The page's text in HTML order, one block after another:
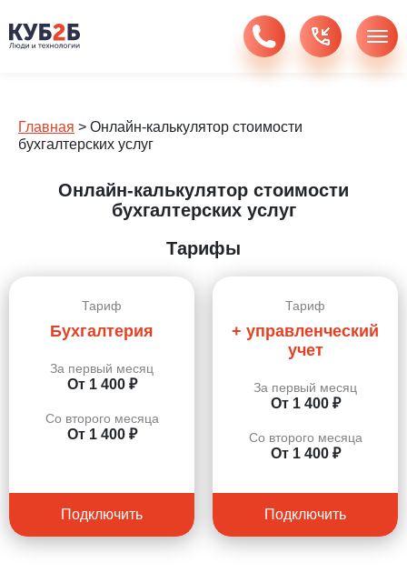
Главная > Онлайн-калькулятор стоимости
бухгалтерских услуг
Онлайн-калькулятор стоимости
бухгалтерских услуг
Тарифы
Тариф
Бухгалтерия
За первый месяц
От 1 400 ₽
Со второго месяца
От 1 400 ₽
Подключить
Тариф
+ управленческий
учет
За первый месяц
От 1 400 ₽
Со второго месяца
От 1 400 ₽
Подключить